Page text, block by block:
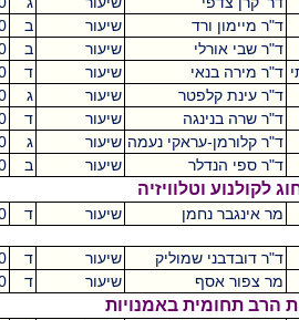
שיעור 14:00
16:00
שיעור
18:00
20:00
שיעור 16:00
18:00
שיעור 18:00
20:00
שיעור 12:00
14:00
נעמה שיעור ג 10:00
12:00
שיעור 16:00
18:00
שיעור 12:00
16:00
שיעור 10:00
12:00
שיעור
10:00
12:00
באמנויות